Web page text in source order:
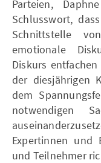
Parteien,
Schlusswort,
Schnittstelle
emotionale
Diskurs
der diesjährigen
dem
notwendigen
Expertinnen und
und Teilnehmer